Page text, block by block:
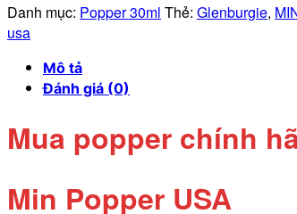
30ml
phiên
bản
mới
nhất
êm
Danh mục: Popper 30ml Thẻ: Glenburgie,
usa
Mô tả
Đánh giá (0)
Mua popper chính
Min Popper USA